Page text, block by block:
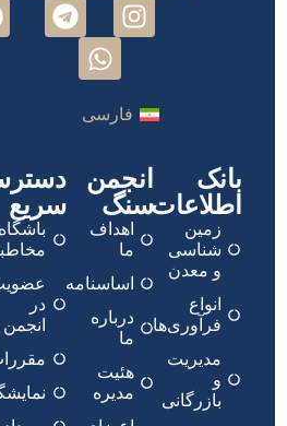
فارسی
بانک
اطلاعات
زمین
شناسی
و معدن
انواع
فرآوری‌ها
مدیریت
و
بازرگانی
انجمن
سنگ
اهداف
ما
اساسنامه
درباره
ما
هئیت
مدیره
سریع
باشگاه
در
انجمن